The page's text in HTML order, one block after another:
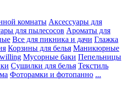
комнаты Аксессуары для
для пылесосов Ароматы для
Все для пикника и дачи Глажка
Корзины для белья Маникюрные
Мусорные баки Пепельницы
Сушилки для белья Текстиль
Фоторамки и фотопанно ...